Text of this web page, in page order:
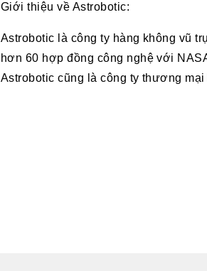
Giới thiệu về Astrobotic:
Astrobotic là công ty hàng không vũ
hơn 60 hợp đồng công nghệ với
Astrobotic cũng là công ty thương